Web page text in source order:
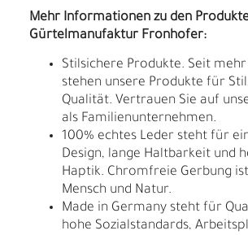
Mehr Informationen zu den
Gürtelmanufaktur Fronhofer:
Stilsichere Produkte. Seit mehr
stehen unsere Produkte für
Qualität. Vertrauen Sie auf
als Familienunternehmen.
100% echtes Leder steht für
Design, lange Haltbarkeit und
Haptik. Chromfreie Gerbung
Mensch und Natur.
Made in Germany steht für
hohe Sozialstandards,